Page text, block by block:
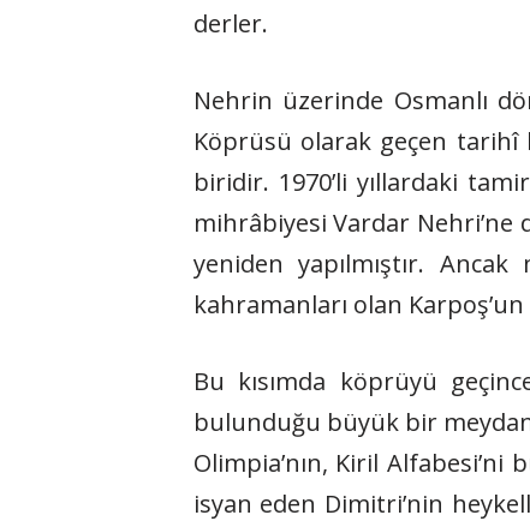
derler.
Nehrin üzerinde Osmanlı
Köprüsü olarak geçen
biridir. 1970’li yıllardaki
mihrâbiyesi Vardar Nehri’ne
yeniden yapılmıştır. Ancak
kahramanları olan
Bu kısımda köprüyü
bulunduğu büyük bir meydan
Olimpia’nın, Kiril Alfabesi’ni
isyan eden Dimitri’nin